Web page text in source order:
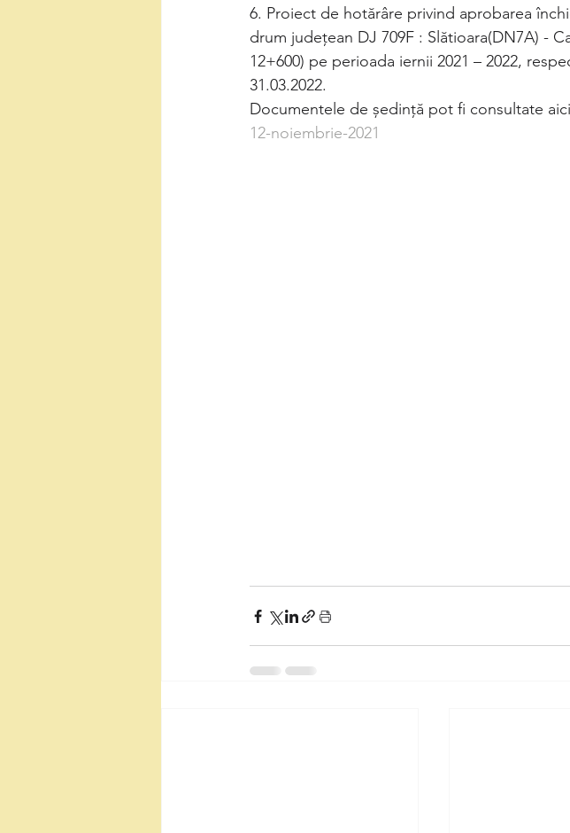
6. Proiect de hotărâre privind aprobarea
drum județean DJ 709F : Slătioara(DN7A) -
12+600) pe perioada iernii 2021 – 2022,
31.03.2022.
Documentele de ședință pot fi consultate
12-noiembrie-2021